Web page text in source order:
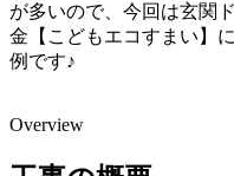
が多いので、今回は玄関
金【こどもエコすまい】
例です♪
Overview